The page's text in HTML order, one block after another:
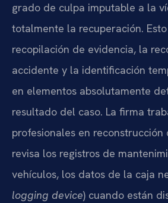
grado de culpa imputable a la
totalmente la recuperación.
recopilación de evidencia, la
accidente y la identificación
en elementos absolutamente
resultado del caso. La firma
profesionales en
revisa los registros de
vehículos, los datos de la caja
logging device) cuando están